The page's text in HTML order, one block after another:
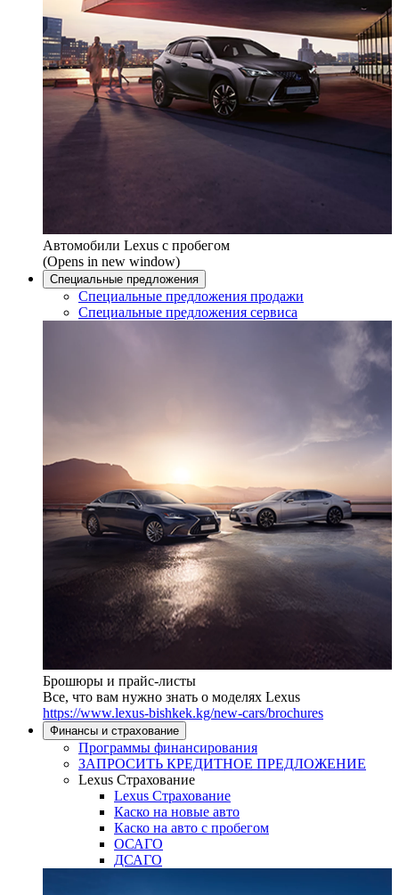
Автомобили Lexus с пробегом
(Opens in new window)
Специальные предложения
Специальные предложения продажи
Специальные предложения сервиса
Брошюры и прайс-листы
Все, что вам нужно знать о моделях Lexus
https://www.lexus-bishkek.kg/new-cars/brochures
Финансы и страхование
Программы финансирования
ЗАПРОСИТЬ КРЕДИТНОЕ ПРЕДЛОЖЕНИЕ
Lexus Страхование
Lexus Страхование
Каско на новые авто
Каско на авто с пробегом
ОСАГО
ДСАГО